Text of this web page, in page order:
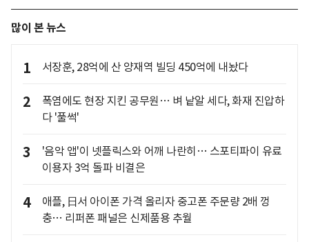
많이 본 뉴스
1 서장훈, 28억에 산 양재역 빌딩 450억에 내놨다
2
폭염에도 현장 지킨 공무원… 벼 낱알 세다, 화재 진압하
다 '풀썩'
3
'음악 앱'이 넷플릭스와 어깨 나란히… 스포티파이 유료
이용자 3억 돌파 비결은
4
애플, 日서 아이폰 가격 올리자 중고폰 주문량 2배 껑
충… 리퍼폰 패널은 신제품용 추월